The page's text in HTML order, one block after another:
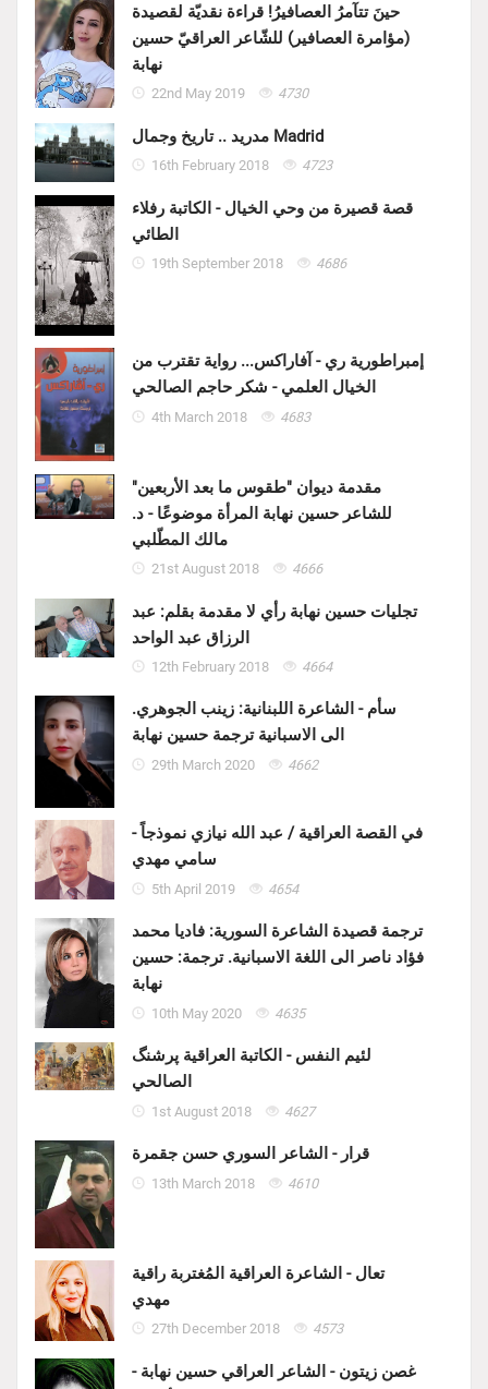
حينَ تتآمرُ العصافيرُ! قراءة نقديّة لقصيدة
(مؤامرة العصافير) للشّاعر العراقيّ حسين
نهابة
22nd May 2019 4730
مدريد .. تاريخ وجمال Madrid
16th February 2018 4723
قصة قصيرة من وحي الخيال - الكاتبة رفلاء
الطائي
19th September 2018 4686
إمبراطورية ري - آفاراكس... رواية تقترب من
الخيال العلمي - شكر حاجم الصالحي
4th March 2018 4683
مقدمة ديوان "طقوس ما بعد الأربعين"
للشاعر حسين نهابة المرأة موضوعًا - د.
مالك المطّلبي
21st August 2018 4666
تجليات حسين نهابة رأي لا مقدمة بقلم: عبد
الرزاق عبد الواحد
12th February 2018 4664
سأم - الشاعرة اللبنانية: زينب الجوهري.
الى الاسبانية ترجمة حسين نهابة
29th March 2020 4662
في القصة العراقية / عبد الله نيازي نموذجاً -
سامي مهدي
5th April 2019 4654
ترجمة قصيدة الشاعرة السورية: فاديا محمد
فؤاد ناصر الى اللغة الاسبانية. ترجمة: حسين
نهابة
10th May 2020 4635
لئيم النفس - الكاتبة العراقية پرشنگ
الصالحي
1st August 2018 4627
قرار - الشاعر السوري حسن جقمرة
13th March 2018 4610
تعال - الشاعرة العراقية المُغتربة راقية
مهدي
27th December 2018 4573
غصن زيتون - الشاعر العراقي حسين نهابة -